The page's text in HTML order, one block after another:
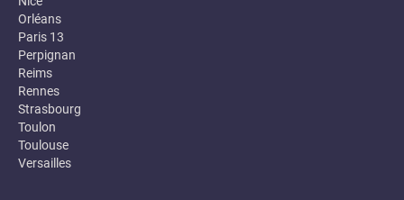
Orléans
Paris 13
Perpignan
Reims
Rennes
Strasbourg
Toulon
Toulouse
Versailles